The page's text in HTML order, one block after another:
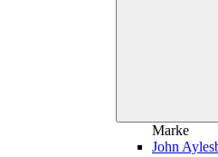
Marke
John